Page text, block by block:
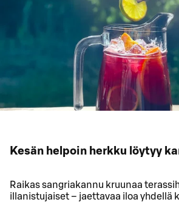
Kesän helpoin herkku löytyy
Raikas sangriakannu kruunaa
illanistujaiset – jaettavaa iloa yhdellä